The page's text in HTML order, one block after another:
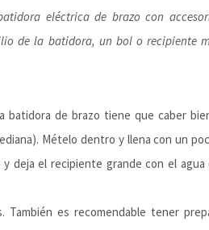
eléctrica de brazo con
de la batidora, un bol o recipiente
batidora de brazo tiene que caber
Mételo dentro y llena con un
deja el recipiente grande con el
es recomendable tener